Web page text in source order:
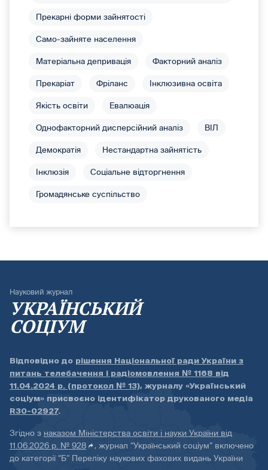
Прекарні форми зайнятості
Само-зайняте населення
Матеріальна депривація Факторний аналіз
Прекаріат Фріланс Інклюзивна освіта
Якість освіти Евалюація
Однофакторний дисперсійний аналіз ВІЛ
Демократія Нестандартна зайнятість
Інклюзія Соціальне відторгнення
Громадянське суспільство
Науковий журнал
УКРАЇНСЬКИЙ
СОЦІУМ
Відповідно до рішення Національної ради України з
питань телебачення і радіомовлення № 1168 від
11.04.2024 р. (протокол № 13), журналу «Український
соціум» присвоєно ідентифікатор друкованого медіа
R30-02927.
Згідно з наказом Міністерства освіти і науки України від
11.06.2026 р. № 928
, журнал “Український соціум” включено
до категорії “Б” Переліку наукових фахових видань України